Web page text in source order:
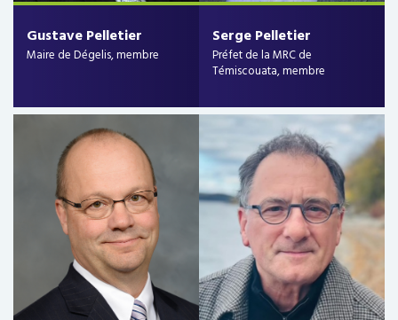
Gustave Pelletier
Maire de Dégelis, membre
Serge Pelletier
Préfet de la MRC de
Témiscouata, membre